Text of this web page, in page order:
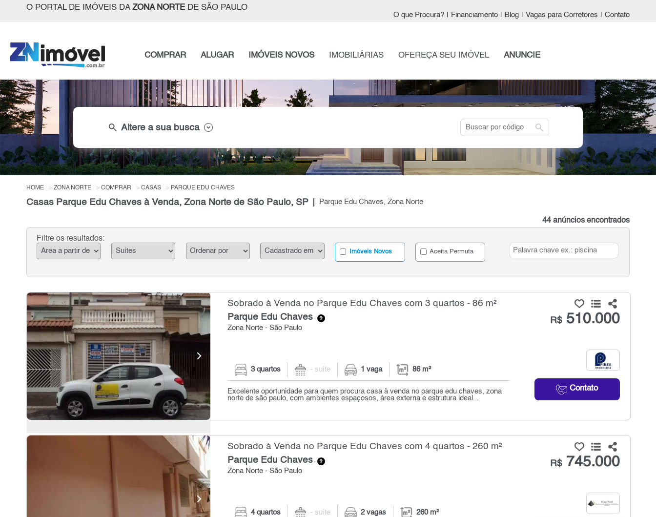
O PORTAL DE IMÓVEIS DA ZONA NORTEDE SÃO PAULO
O que Procura? Financiamento Blog Vagas para Corretores Contato
COMPRAR ALUGAR IMÓVEIS NOVOS IMOBILIÁRIAS OFEREÇA SEU IMÓVEL ANUNCIE
search Altere a sua busca search
HOME ZONA NORTE COMPRAR CASAS PARQUE EDU CHAVES
Casas Parque Edu Chaves à Venda, Zona Norte de São Paulo, SP Parque Edu Chaves, Zona Norte
44 anúncios encontrados
Filtre os resultados:
Imóveis Novos Aceita Permuta
Sobrado à Venda no Parque Edu Chaves com 3 quartos - 86 m²
Parque Edu Chaves-
Zona Norte - São Paulo
R$510.000
Contato
3 quartos - suíte 1 vaga 86 m²
Excelente oportunidade para quem procura casa à venda no parque edu chaves, zona
norte de são paulo, com ambientes espaçosos, área externa e estrutura ideal...
Sobrado à Venda no Parque Edu Chaves com 4 quartos - 260 m²
Parque Edu Chaves-
Zona Norte - São Paulo
R$745.000
4 quartos - suíte 2 vagas 260 m²